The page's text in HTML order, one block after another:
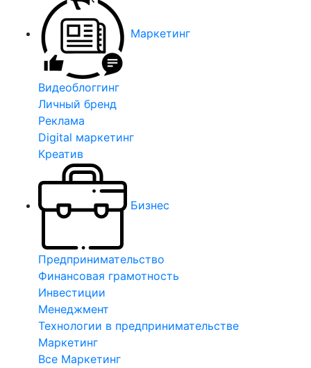
Маркетинг
Видеоблоггинг
Личный бренд
Реклама
Digital маркетинг
Креатив
Бизнес
Предпринимательство
Финансовая грамотность
Инвестиции
Менеджмент
Технологии в предпринимательстве
Маркетинг
Все Маркетинг